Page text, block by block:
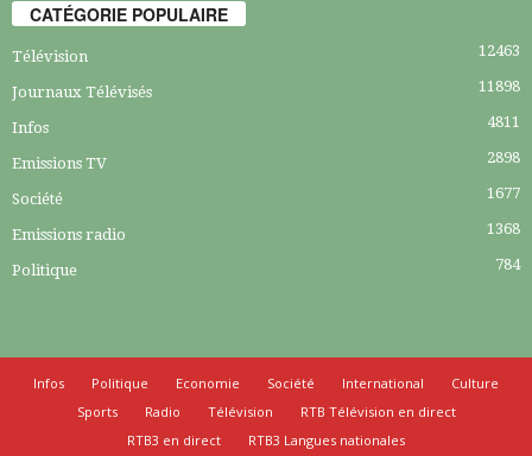
CATÉGORIE POPULAIRE
Télévision 12463
Journaux Télévisés 11898
Infos 4811
Emissions TV 2898
Société 1677
Emissions radio 1368
Politique 784
Infos Politique Economie Société International
Culture
Sports
Radio Télévision
RTB Télévision en direct
RTB3 en direct
RTB3 Langues nationales